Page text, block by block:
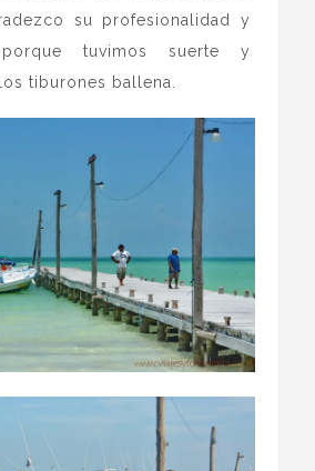
su profesionalidad y
tuvimos suerte y
tiburones ballena.